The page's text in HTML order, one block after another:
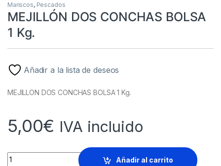
Mariscos, Pescados
MEJILLÓN DOS CONCHAS BOLSA
1 Kg.
Añadir a la lista de deseos
MEJILLON DOS CONCHAS BOLSA 1 Kg.
5,00€ IVA incluido
MEJILLÓN DOS CONCHAS BOLSA 1 Kg. quantity
Añadir al carrito